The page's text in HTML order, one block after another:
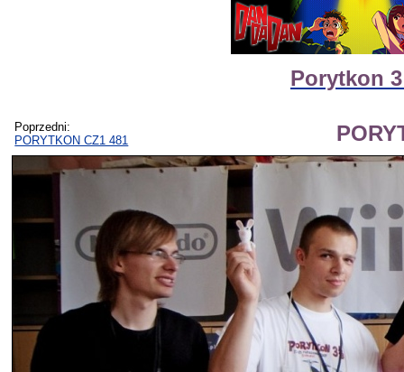
Porytkon
Poprzedni:
PORYTKON CZ1 481